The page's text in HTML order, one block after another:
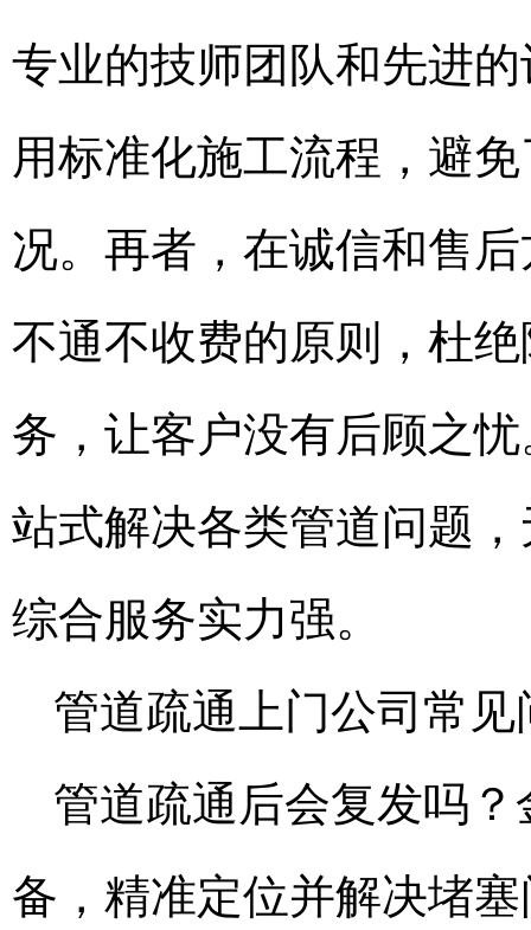
专业的技师团队和先进
用标准化施工流程，避
况。再者，在诚信和售
不通不收费的原则，杜
务，让客户没有后顾之
站式解决各类管道问题
综合服务实力强。
管道疏通上门公司常见
管道疏通后会复发吗
备，精准定位并解决堵